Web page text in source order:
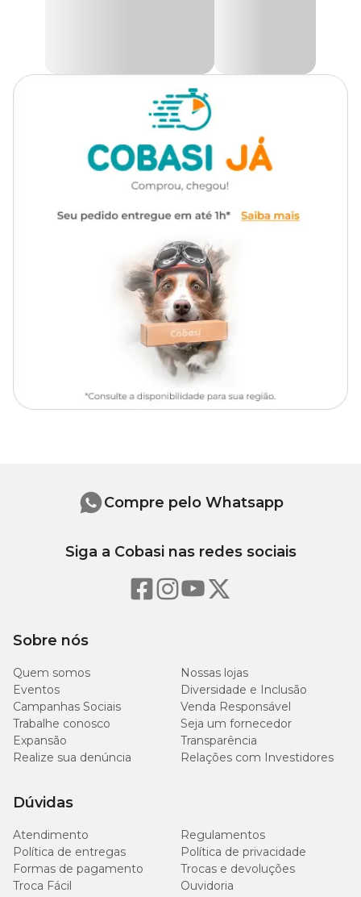
Gênero Unissex
Plástico
Necessita
Sim
Modo de
Sim
Comprimento
59 cm 48 cm
Sobre nós
Quem somos
Nossas lojas
Eventos
Diversidade e Inclusão
Campanhas Sociais
Venda Responsável
Trabalhe conosco
Seja um fornecedor
Expansão
Transparência
Realize sua denúncia
Relações com Investidores
Dúvidas
Atendimento
Regulamentos
Política de entregas
Política de privacidade
Formas de pagamento
Trocas e devoluções
Troca Fácil
Ouvidoria
Compre pelo Whatsapp
Siga a Cobasi nas redes sociais